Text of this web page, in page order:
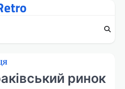
ринок